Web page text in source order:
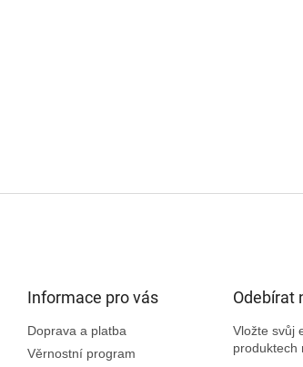
Informace pro vás
Doprava a platba
Věrnostní program
Odebírat
Vložte svůj
produktech